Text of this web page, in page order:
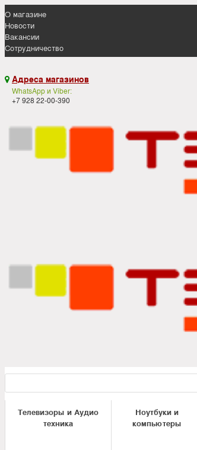
О магазине
Новости
Вакансии
Сотрудничество
 Адреса магазинов
WhatsApp и Viber:
+7 928 22-00-390
Телевизоры и Аудио
техника
Ноутбуки и
компьютеры